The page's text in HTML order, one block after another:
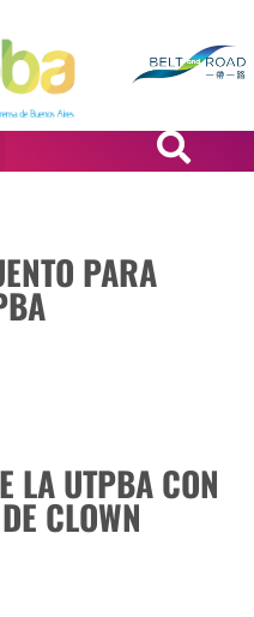
PARA
LA UTPBA CON
CLOWN